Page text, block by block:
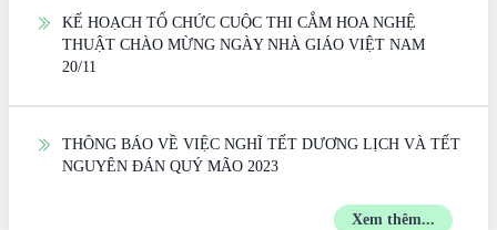
KẾ HOẠCH TỔ CHỨC CUỘC THI CẮM HOA NGHỆ
THUẬT CHÀO MỪNG NGÀY NHÀ GIÁO VIỆT NAM
20/11
THÔNG BÁO VỀ VIỆC NGHĨ TẾT DƯƠNG LỊCH VÀ TẾT
NGUYÊN ĐÁN QUÝ MÃO 2023
Xem thêm...